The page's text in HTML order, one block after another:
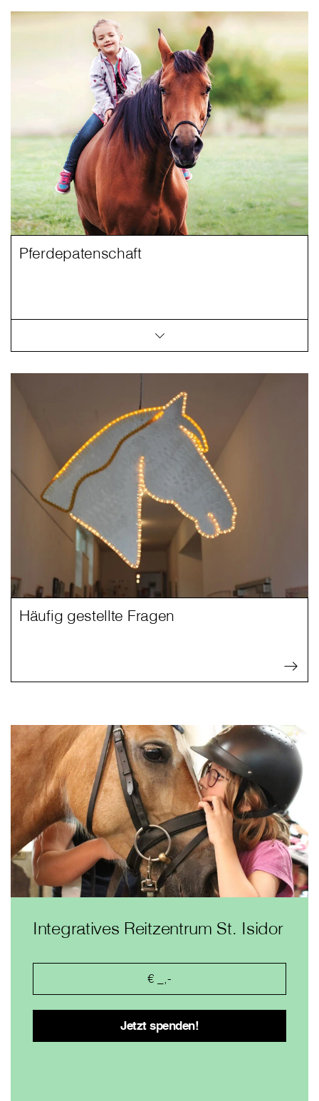
Pferdepatenschaft
Häufig gestellte Fragen
Integratives Reitzentrum St. Isidor